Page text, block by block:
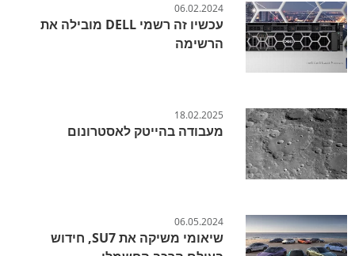
06.02.2024
עכשיו זה רשמי DELL מובילה את
הרשימה
18.02.2025
מעבודה בהייטק לאסטרונום
06.05.2024
שיאומי משיקה את SU7, חידוש